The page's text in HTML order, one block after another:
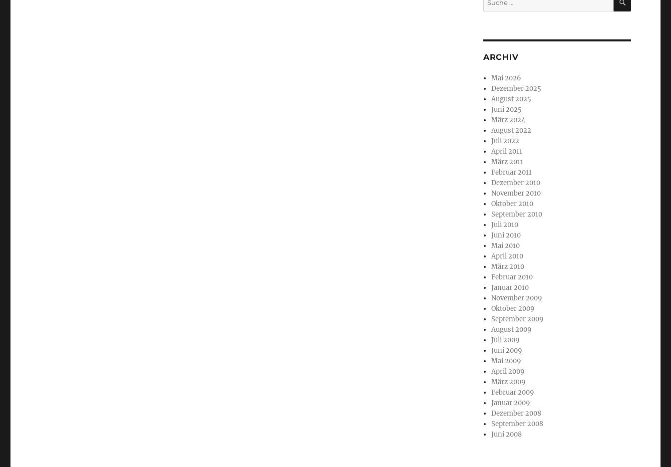
nach:
ARCHIV
Mai 2026
Dezember 2025
August 2025
Juni 2025
März 2024
August 2022
Juli 2022
April 2011
März 2011
Februar 2011
Dezember 2010
November 2010
Oktober 2010
September 2010
Juli 2010
Juni 2010
Mai 2010
April 2010
März 2010
Februar 2010
Januar 2010
November 2009
Oktober 2009
September 2009
August 2009
Juli 2009
Juni 2009
Mai 2009
April 2009
März 2009
Februar 2009
Januar 2009
Dezember 2008
September 2008
Juni 2008